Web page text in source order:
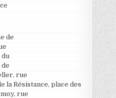
de
rue
la Résistance, place des
rue